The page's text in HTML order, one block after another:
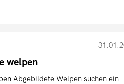
welpen
Abgebildete Welpen suchen ein